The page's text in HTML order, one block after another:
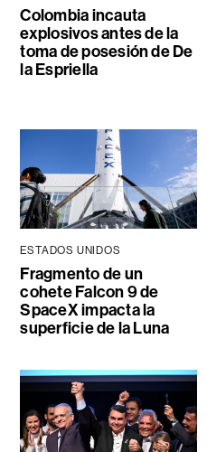
Colombia incauta
explosivos antes de la
toma de posesión de De
la Espriella
ESTADOS UNIDOS
Fragmento de un
cohete Falcon 9 de
SpaceX impacta la
superficie de la Luna